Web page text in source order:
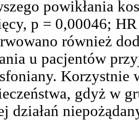
powikłania
p = 0,00046;
również
u pacjentów
Korzystnie
gdyż w
działań